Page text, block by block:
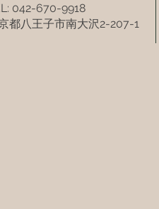
042-670-9918
都八王子市南大沢2-207-1